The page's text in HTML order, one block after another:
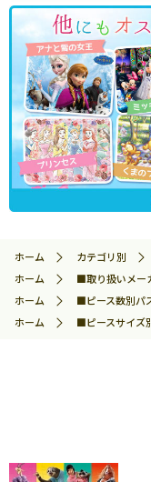
ホーム カテゴリ別
ホーム
■取り扱いメー
ホーム
■ピース数別パ
ホーム
■ピースサイズ